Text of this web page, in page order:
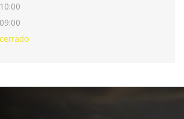
10:00
09:00
cerrado